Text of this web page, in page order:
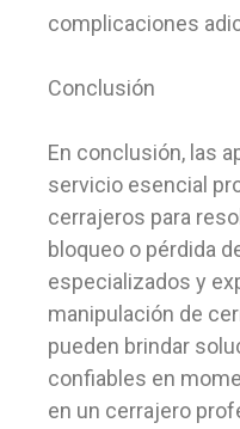
complicaciones
Conclusión
En conclusión, las
servicio esencial
cerrajeros para
bloqueo o pérdida
especializados y
manipulación de
pueden brindar
confiables en
en un cerrajero